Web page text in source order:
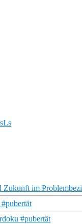
Zukunft im
#pubertät